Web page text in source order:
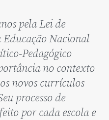
pela Lei de
Educação Nacional
Pedagógico
no contexto
novos currículos
processo de
por cada escola e